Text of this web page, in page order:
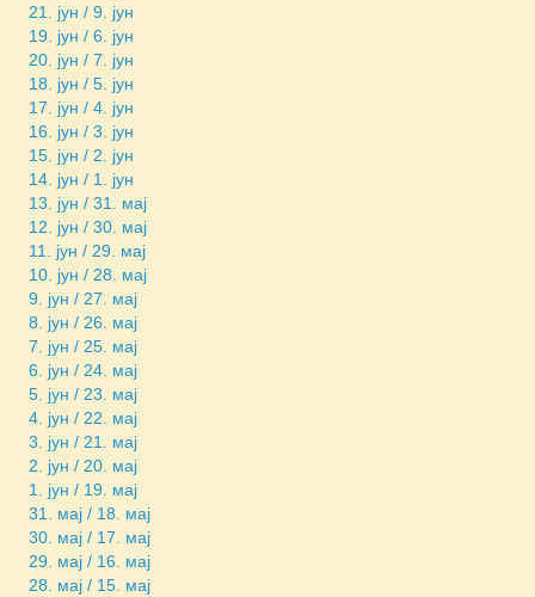
21. јун / 9. јун
19. јун / 6. јун
20. јун / 7. јун
18. јун / 5. јун
17. јун / 4. јун
16. јун / 3. јун
15. јун / 2. јун
14. јун / 1. јун
13. јун / 31. мај
12. јун / 30. мај
11. јун / 29. мај
10. јун / 28. мај
9. јун / 27. мај
8. јун / 26. мај
7. јун / 25. мај
6. јун / 24. мај
5. јун / 23. мај
4. јун / 22. мај
3. јун / 21. мај
2. јун / 20. мај
1. јун / 19. мај
31. мај / 18. мај
30. мај / 17. мај
29. мај / 16. мај
28. мај / 15. мај